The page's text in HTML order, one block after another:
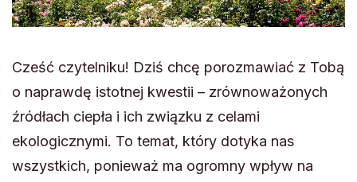
Cześć czytelniku! Dziś chcę porozmawiać z Tobą
o naprawdę istotnej kwestii – zrównoważonych
źródłach ciepła i ich związku z celami
ekologicznymi. To temat, który dotyka nas
wszystkich, ponieważ ma ogromny wpływ na